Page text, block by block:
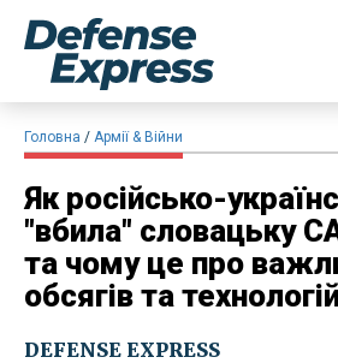
Головна Армії & Війни
Як російсько-
"вбила" словацьку
та чому це про
обсягів та
DEFENSE EXPRESS